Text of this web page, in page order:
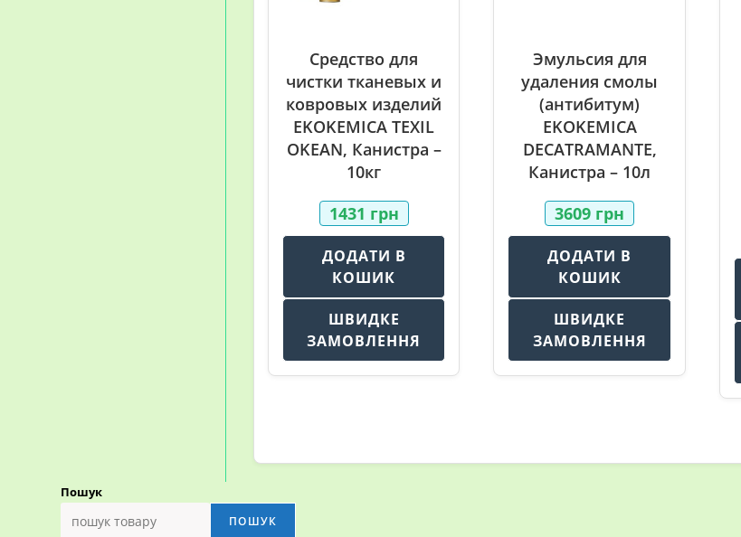
Средство для
чистки тканевых и
ковровых изделий
EKOKEMICA TEXIL
OKEAN, Канистра –
10кг
1431 грн
ДОДАТИ В
КОШИК
ШВИДКЕ
ЗАМОВЛЕННЯ
Эмульсия для
удаления смолы
(антибитум)
EKOKEMICA
DECATRAMANTE,
Канистра – 10л
3609 грн
ДОДАТИ В
КОШИК
ШВИДКЕ
ЗАМОВЛЕННЯ
Пошук
ПОШУК